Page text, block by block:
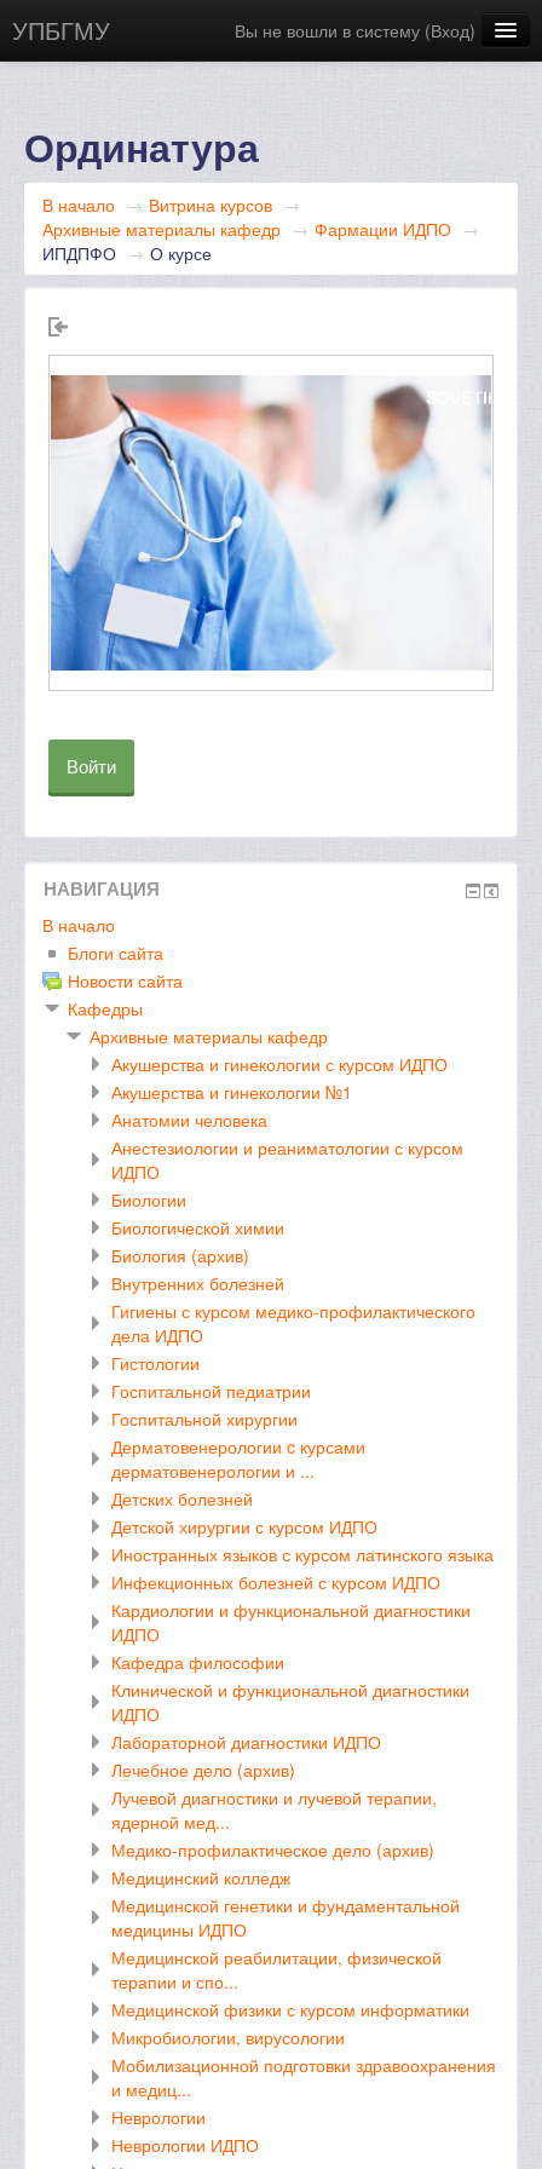
УПБГМУ Вы не вошли в систему (Вход)
Русский ‎(ru)‎
Ординатура
В начало → Витрина курсов →
Архивные материалы кафедр → Фармации ИДПО →
ИПДПФО → О курсе
Войти
НАВИГАЦИЯ
В начало
Блоги сайта
Новости сайта
Кафедры
Архивные материалы кафедр
Акушерства и гинекологии с курсом ИДПО
Акушерства и гинекологии №1
Анатомии человека
Анестезиологии и реаниматологии с курсом
ИДПО
Биологии
Биологической химии
Биология (архив)
Внутренних болезней
Гигиены с курсом медико-профилактического
дела ИДПО
Гистологии
Госпитальной педиатрии
Госпитальной хирургии
Дерматовенерологии c курсами
дерматовенерологии и ...
Детских болезней
Детской хирургии с курсом ИДПО
Иностранных языков с курсом латинского языка
Инфекционных болезней с курсом ИДПО
Кардиологии и функциональной диагностики
ИДПО
Кафедра философии
Клинической и функциональной диагностики
ИДПО
Лабораторной диагностики ИДПО
Лечебное дело (архив)
Лучевой диагностики и лучевой терапии,
ядерной мед...
Медико-профилактическое дело (архив)
Медицинский колледж
Медицинской генетики и фундаментальной
медицины ИДПО
Медицинской реабилитации, физической
терапии и спо...
Медицинской физики с курсом информатики
Микробиологии, вирусологии
Мобилизационной подготовки здравоохранения
и медиц...
Неврологии
Неврологии ИДПО